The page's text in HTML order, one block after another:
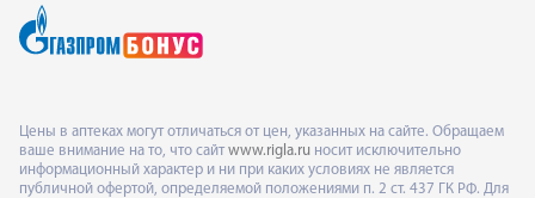
Цены в аптеках могут отличаться от цен, указанных на сайте. Обращаем
ваше внимание на то, что сайт www.rigla.ru носит исключительно
информационный характер и ни при каких условиях не является
публичной офертой, определяемой положениями п. 2 ст. 437 ГК РФ. Для